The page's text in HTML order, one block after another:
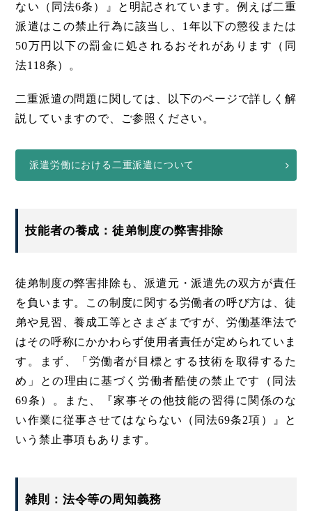
ない（同法6条）』と明記されています。例えば二重
派遣はこの禁止行為に該当し、1年以下の懲役または
50万円以下の罰金に処されるおそれがあります（同
法118条）。
二重派遣の問題に関しては、以下のページで詳しく解
説していますので、ご参照ください。
派遣労働における二重派遣について
技能者の養成：徒弟制度の弊害排除
徒弟制度の弊害排除も、派遣元・派遣先の双方が責任
を負います。この制度に関する労働者の呼び方は、徒
弟や見習、養成工等とさまざまですが、労働基準法で
はその呼称にかかわらず使用者責任が定められていま
す。まず、「労働者が目標とする技術を取得するた
め」との理由に基づく労働者酷使の禁止です（同法
69条）。また、『家事その他技能の習得に関係のな
い作業に従事させてはならない（同法69条2項）』と
いう禁止事項もあります。
雑則：法令等の周知義務